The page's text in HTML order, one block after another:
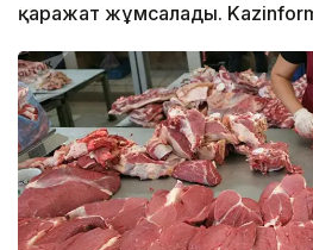
қаражат жұмсалады.